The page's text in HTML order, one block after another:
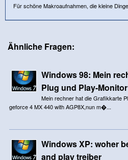
Für schöne Makroaufnahmen, die kleine
Ähnliche Fragen:
Windows 98: Mein
Plug und Play-Monitor
Mein rechner hat die Grafikkarte
geforce 4 MX 440 with AGP8X,nun m�...
Windows XP: woher
and play treiber